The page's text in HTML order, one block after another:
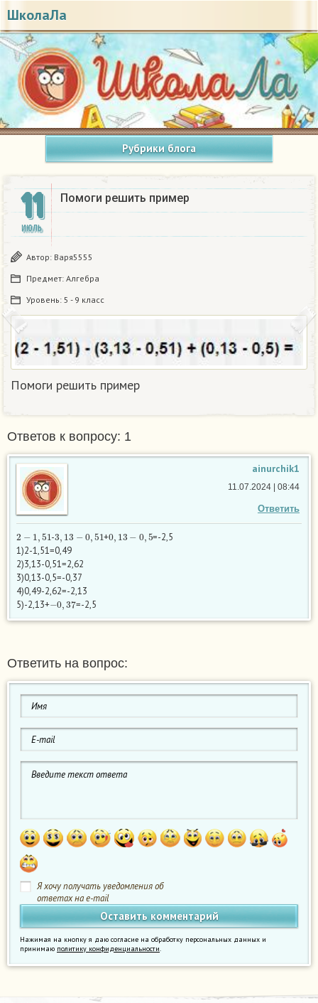
ШколаЛа
Рубрики блога
11
ИЮЛЬ
Помоги решить пример
Автор: Варя5555
Предмет: Алгебра
Уровень: 5 - 9 класс
Помоги решить пример
Ответов к вопросу: 1
ainurchik1
Ответить
11.07.2024 | 08:44
2 51 -3 13− 51 +0 13− 5
=-2,5
1)2-1,51=0,49
2)3,13-0,51=2,62
3)0,13-0,5=-0,37
4)0,49-2,62=-2,13
5)-2,13+− 0, 37 =-2,5
Ответить на вопрос:
Я хочу получать уведомления об
ответах на e-mail
Нажимая на кнопку я даю согласие на обработку персональных данных и
принимаю политику конфиденциальности.